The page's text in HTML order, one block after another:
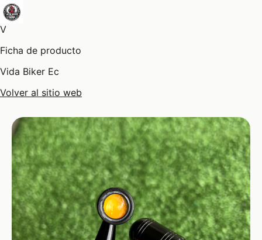
V
Ficha de producto
Vida Biker Ec
Volver al sitio web